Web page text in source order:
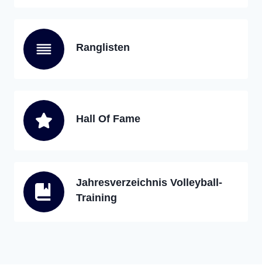
Ranglisten
Hall Of Fame
Jahresverzeichnis Volleyball-
Training